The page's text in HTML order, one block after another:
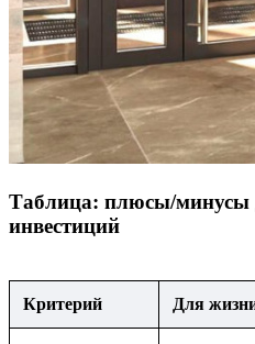
Таблица: плюсы/минусы
инвестиций
Критерий Для